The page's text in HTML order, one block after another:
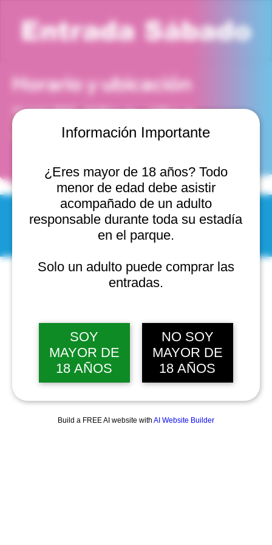
Información Importante
¿Eres mayor de 18 años? Todo
menor de edad debe asistir
acompañado de un adulto
responsable durante toda su estadía
en el parque.
Solo un adulto puede comprar las
entradas.
SOY
MAYOR DE
18 AÑOS
NO SOY
MAYOR DE
18 AÑOS
Build a FREE AI website with AI Website Builder
Entrada Sábado
Horario y ubicación
11 sept 2027, 12:00 p. m. – 1:00 p. m.
Viña del Mar, Cam. Internacional 2440, 2541754 Viña
del Mar, Valparaíso, Chile